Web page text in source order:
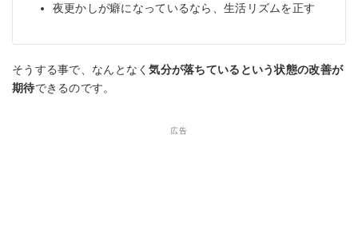
夜更かしが癖になっているなら、生活リズムを正す
そうする事で、なんとなく気分が落ちているという状態の改善が
期待できるのです。
広告